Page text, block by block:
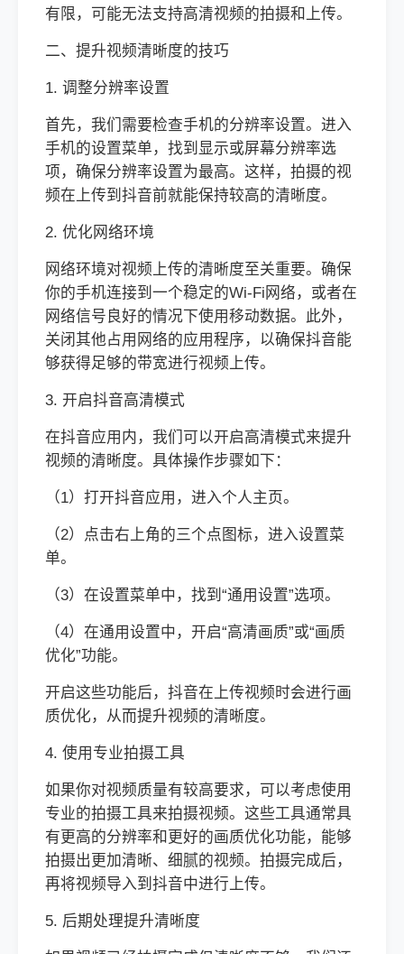
有限，可能无法支持高清视频的拍摄和上传。
二、提升视频清晰度的技巧
1. 调整分辨率设置
首先，我们需要检查手机的分辨率设置。进入
手机的设置菜单，找到显示或屏幕分辨率选
项，确保分辨率设置为最高。这样，拍摄的视
频在上传到抖音前就能保持较高的清晰度。
2. 优化网络环境
网络环境对视频上传的清晰度至关重要。确保
你的手机连接到一个稳定的Wi-Fi网络，或者在
网络信号良好的情况下使用移动数据。此外，
关闭其他占用网络的应用程序，以确保抖音能
够获得足够的带宽进行视频上传。
3. 开启抖音高清模式
在抖音应用内，我们可以开启高清模式来提升
视频的清晰度。具体操作步骤如下：
（1）打开抖音应用，进入个人主页。
（2）点击右上角的三个点图标，进入设置菜
单。
（3）在设置菜单中，找到“通用设置”选项。
（4）在通用设置中，开启“高清画质”或“画质
优化”功能。
开启这些功能后，抖音在上传视频时会进行画
质优化，从而提升视频的清晰度。
4. 使用专业拍摄工具
如果你对视频质量有较高要求，可以考虑使用
专业的拍摄工具来拍摄视频。这些工具通常具
有更高的分辨率和更好的画质优化功能，能够
拍摄出更加清晰、细腻的视频。拍摄完成后，
再将视频导入到抖音中进行上传。
5. 后期处理提升清晰度